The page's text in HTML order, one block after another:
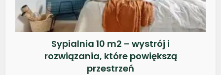
Sypialnia 10 m2 – wystrój i
rozwiązania, które powiększą
przestrzeń